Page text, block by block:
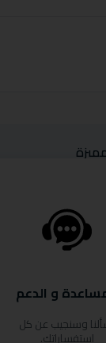
و الدعم
وسنجيب عن كل
استفساراتك.